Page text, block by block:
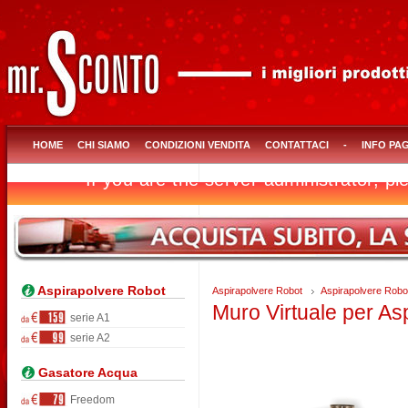
HOME CHI SIAMO CONDIZIONI VENDITA CONTATTACI - INFO
Aspirapolvere Robot
serie A1
serie A2
Gasatore Acqua
Freedom
Aspirapolvere Robot Aspirapolvere
Muro Virtuale per